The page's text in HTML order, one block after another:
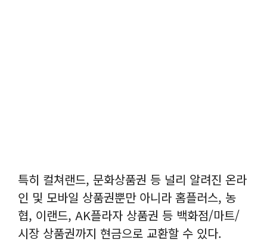
특히 컬쳐랜드, 문화상품권 등 널리 알려진 온라
인 및 모바일 상품권뿐만 아니라 홈플러스, 농
협, 이랜드, AK플라자 상품권 등 백화점/마트/
시장 상품권까지 현금으로 교환할 수 있다.